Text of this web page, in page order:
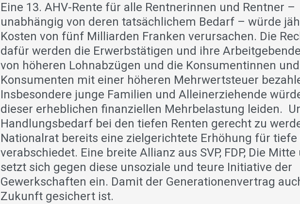
Eine 13. AHV-Rente für alle Rentnerinnen und Rentner –
unabhängig von deren tatsächlichem Bedarf – würde
Kosten von fünf Milliarden Franken verursachen. Die
dafür werden die Erwerbstätigen und ihre
von höheren Lohnabzügen und die Konsumentinnen und
Konsumenten mit einer höheren Mehrwertsteuer
Insbesondere junge Familien und Alleinerziehende
dieser erheblichen finanziellen Mehrbelastung leiden.
Handlungsbedarf bei den tiefen Renten gerecht zu
Nationalrat bereits eine zielgerichtete Erhöhung für tiefe
verabschiedet. Eine breite Allianz aus SVP, FDP, Die Mitte
setzt sich gegen diese unsoziale und teure Initiative der
Gewerkschaften ein. Damit der Generationenvertrag
Zukunft gesichert ist.